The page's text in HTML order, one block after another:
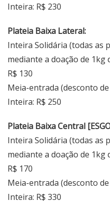
Inteira: R$ 230
Plateia Baixa Lateral:
Inteira Solidária (todas as
mediante a doação de 1kg
R$ 130
Meia-entrada (desconto de
Inteira: R$ 250
Plateia Baixa Central
Inteira Solidária (todas as
mediante a doação de 1kg
R$ 170
Meia-entrada (desconto de
Inteira: R$ 330